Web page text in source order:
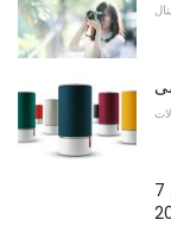
7 میز مجهز به ایستگاه اصلی برای خرید در سال